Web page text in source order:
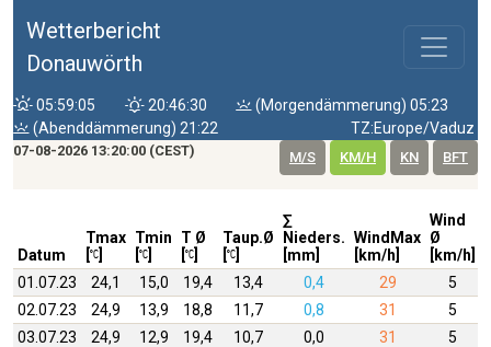
Wetterbericht
Donauwörth
05:59:05 20:46:30
(Morgendämmerung) 05:23
(Abenddämmerung) 21:22
TZ:Europe/Vaduz
07-08-2026 13:20:00 (CEST) M/S KM/H KN BFT
Datum
Tmax Tmin
T Ø
Taup.Ø
∑
Nieders.
[mm]
WindMax
[km/h]
Wind
Ø
[km/h]
01.07.23 24,1 15,0 19,4 13,4 0,4 29
5
02.07.23
24,9 13,9 18,8 11,7 0,8 31
5
03.07.23
24,9 12,9 19,4 10,7 0,0 31 5